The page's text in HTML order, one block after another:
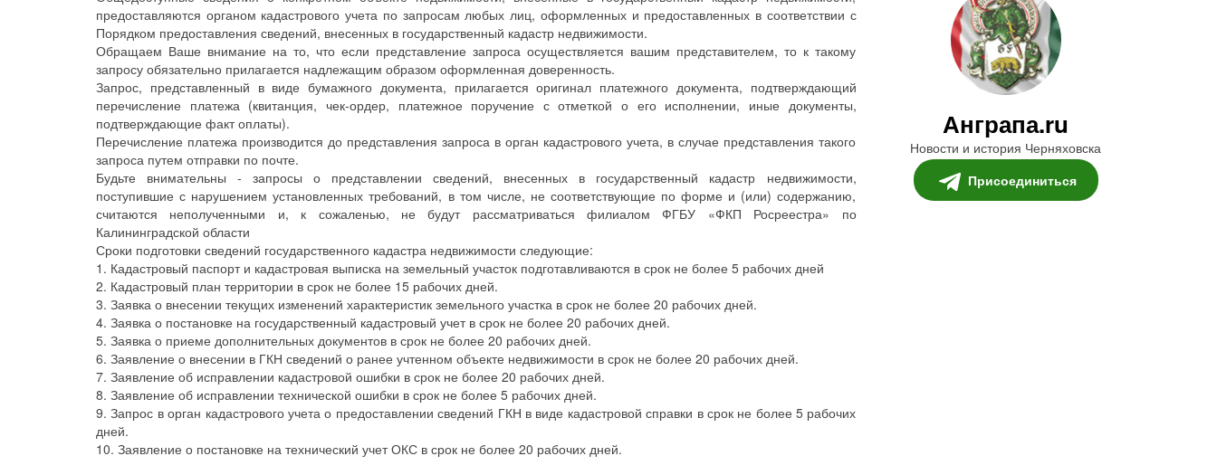
предоставляются органом кадастрового учета по запросам любых лиц, оформленных и предоставленных в соответствии с
Порядком предоставления сведений, внесенных в государственный кадастр недвижимости.
Обращаем Ваше внимание на то, что если представление запроса осуществляется вашим представителем, то к такому
запросу обязательно прилагается надлежащим образом оформленная доверенность.
Запрос, представленный в виде бумажного документа, прилагается оригинал платежного документа, подтверждающий
перечисление платежа (квитанция, чек-ордер, платежное поручение с отметкой о его исполнении, иные документы,
подтверждающие факт оплаты).
Перечисление платежа производится до представления запроса в орган кадастрового учета, в случае представления такого
запроса путем отправки по почте.
Будьте внимательны - запросы о представлении сведений, внесенных в государственный кадастр недвижимости,
поступившие с нарушением установленных требований, в том числе, не соответствующие по форме и (или) содержанию,
считаются неполученными и, к сожаленью, не будут рассматриваться филиалом ФГБУ «ФКП Росреестра» по
Калининградской области
Сроки подготовки сведений государственного кадастра недвижимости следующие:
1. Кадастровый паспорт и кадастровая выписка на земельный участок подготавливаются в срок не более 5 рабочих дней
2. Кадастровый план территории в срок не более 15 рабочих дней.
3. Заявка о внесении текущих изменений характеристик земельного участка в срок не более 20 рабочих дней.
4. Заявка о постановке на государственный кадастровый учет в срок не более 20 рабочих дней.
5. Заявка о приеме дополнительных документов в срок не более 20 рабочих дней.
6. Заявление о внесении в ГКН сведений о ранее учтенном объекте недвижимости в срок не более 20 рабочих дней.
7. Заявление об исправлении кадастровой ошибки в срок не более 20 рабочих дней.
8. Заявление об исправлении технической ошибки в срок не более 5 рабочих дней.
9. Запрос в орган кадастрового учета о предоставлении сведений ГКН в виде кадастровой справки в срок не более 5 рабочих
дней.
10. Заявление о постановке на технический учет ОКС в срок не более 20 рабочих дней.
Анграпа.ru
Новости и история Черняховска
Присоединиться